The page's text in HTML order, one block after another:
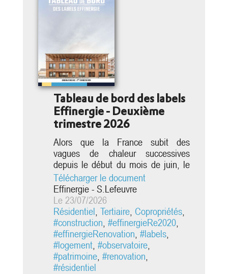
Tableau de bord des labels
Effinergie - Deuxième
trimestre 2026
Alors que la France subit des
vagues de chaleur successives
depuis le début du mois de juin, le
ministre de la Ville et du Logement,
Vincent Jeanbrun, a présenté le
premier bilan du troisième Plan
national d’adaptation au
changement climatique (PNACC 3).
A ce titre, trois axes ont été
réaffirmés pour adapter nos
bâtiments et mieux protéger les
habitants des températures...
Télécharger le document
Effinergie - S.Lefeuvre
Le 23/07/2026
Résidentiel Tertiaire, Copropriétés,
#construction #effinergieRe2020,
#effinergieRenovation #labels,
#logement, #observatoire,
#patrimoine, #renovation
#résidentiel